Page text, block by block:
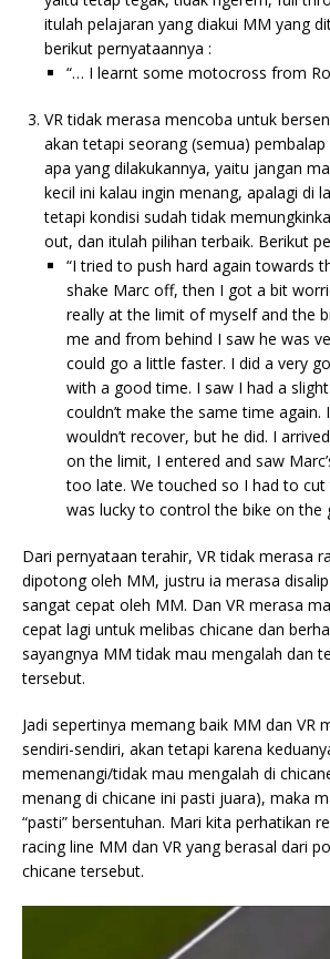
itulah pelajaran yang diakui MM yang
berikut pernyataannya :
“… I learnt some motocross from
VR tidak merasa mencoba untuk
akan tetapi seorang (semua) pembalap
apa yang dilakukannya, yaitu jangan
kecil ini kalau ingin menang, apalagi di
tetapi kondisi sudah tidak
out, dan itulah pilihan terbaik. Berikut
“I tried to push hard again towards
shake Marc off, then I got a bit
really at the limit of myself and the
me and from behind I saw he was
could go a little faster. I did a very
with a good time. I saw I had a
couldn’t make the same time again.
wouldn’t recover, but he did. I
on the limit, I entered and saw
too late. We touched so I had to cut
was lucky to control the bike on the
Dari pernyataan terahir, VR tidak merasa
dipotong oleh MM, justru ia merasa
sangat cepat oleh MM. Dan VR merasa
cepat lagi untuk melibas chicane dan
sayangnya MM tidak mau mengalah dan
tersebut.
Jadi sepertinya memang baik MM dan VR
sendiri-sendiri, akan tetapi karena
memenangi/tidak mau mengalah di
menang di chicane ini pasti juara), maka
“pasti” bersentuhan. Mari kita perhatikan
racing line MM dan VR yang berasal dari
chicane tersebut.